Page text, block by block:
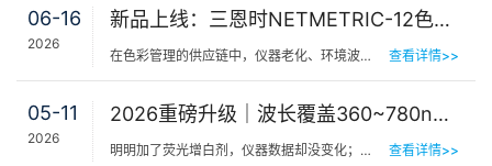
06-16
2026
新品上线：三恩时NETMETRIC-12色砖与网络校正软件，解决台间差难题
在色彩管理的供应链中，仪器老化、环境波动、台间差…… 一个环节的微小偏差，都可能导致最终… 查看详情>>
05-11
2026
2026重磅升级｜波长覆盖360~780nm，三恩时便携式分光测色仪全光谱了！
明明加了荧光增白剂，仪器数据却没变化；两个零件在室内颜色一样，一到阳光下就“原形毕露”&hel… 查看详情>>